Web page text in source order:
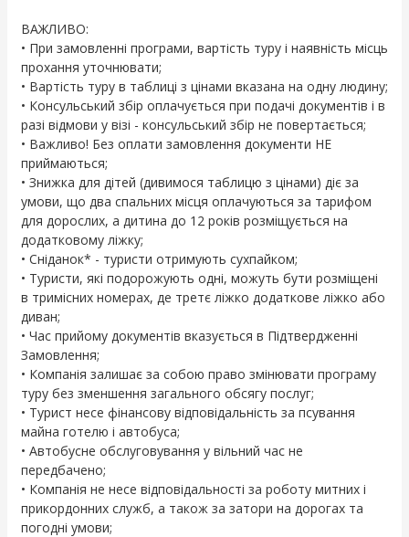
ВАЖЛИВО:
• При замовленні програми, вартість туру і наявність місць
прохання уточнювати;
• Вартість туру в таблиці з цінами вказана на одну людину;
• Консульський збір оплачується при подачі документів і в
разі відмови у візі - консульський збір не повертається;
• Важливо! Без оплати замовлення документи НЕ
приймаються;
• Знижка для дітей (дивимося таблицю з цінами) діє за
умови, що два спальних місця оплачуються за тарифом
для дорослих, а дитина до 12 років розміщується на
додатковому ліжку;
• Сніданок* - туристи отримують сухпайком;
• Туристи, які подорожують одні, можуть бути розміщені
в тримісних номерах, де третє ліжко додаткове ліжко або
диван;
• Час прийому документів вказується в Підтвердженні
Замовлення;
• Компанія залишає за собою право змінювати програму
туру без зменшення загального обсягу послуг;
• Турист несе фінансову відповідальність за псування
майна готелю і автобуса;
• Автобусне обслуговування у вільний час не
передбачено;
• Компанія не несе відповідальності за роботу митних і
прикордонних служб, а також за затори на дорогах та
погодні умови;